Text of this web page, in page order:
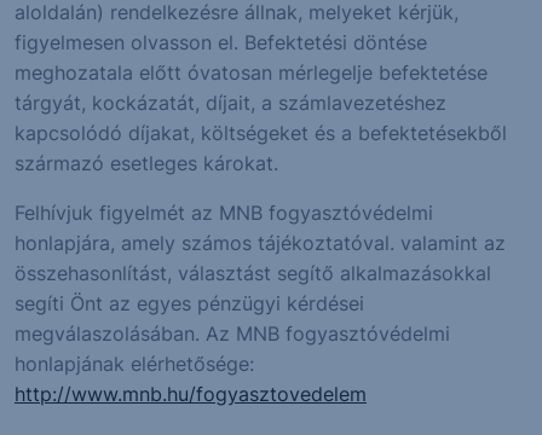
aloldalán) rendelkezésre állnak, melyeket kérjük,
figyelmesen olvasson el. Befektetési döntése
meghozatala előtt óvatosan mérlegelje befektetése
tárgyát, kockázatát, díjait, a számlavezetéshez
kapcsolódó díjakat, költségeket és a befektetésekből
származó esetleges károkat.
Felhívjuk figyelmét az MNB fogyasztóvédelmi
honlapjára, amely számos tájékoztatóval. valamint az
összehasonlítást, választást segítő alkalmazásokkal
segíti Önt az egyes pénzügyi kérdései
megválaszolásában. Az MNB fogyasztóvédelmi
honlapjának elérhetősége:
http://www.mnb.hu/fogyasztovedelem